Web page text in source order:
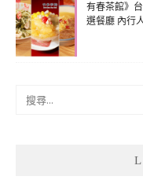
有春茶館》
選餐廳 內行